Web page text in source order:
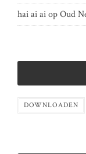
hai ai aiopOud
DOWNLOADEN